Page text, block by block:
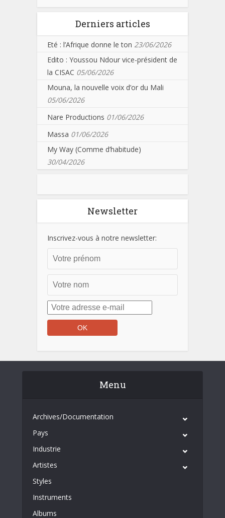
Derniers articles
Eté : l’Afrique donne le ton 23/06/2026
Edito : Youssou Ndour vice-président de
la CISAC 05/06/2026
Mouna, la nouvelle voix d’or du Mali
05/06/2026
Nare Productions 01/06/2026
Massa 01/06/2026
My Way (Comme d’habitude)
30/04/2026
Newsletter
Inscrivez-vous à notre newsletter:
Menu
Archives/Documentation
Pays
Industrie
Artistes
Styles
Instruments
Albums